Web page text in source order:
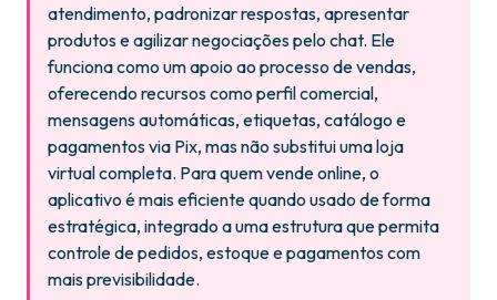
atendimento, padronizar respostas, apresentar
produtos e agilizar negociações pelo chat. Ele
funciona como um apoio ao processo de vendas,
oferecendo recursos como perfil comercial,
mensagens automáticas, etiquetas, catálogo e
pagamentos via Pix, mas não substitui uma loja
virtual completa. Para quem vende online, o
aplicativo é mais eficiente quando usado de forma
estratégica, integrado a uma estrutura que permita
controle de pedidos, estoque e pagamentos com
mais previsibilidade.